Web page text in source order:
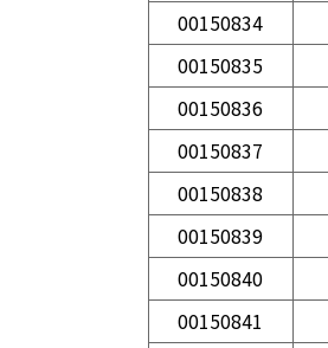
00150834
00150835
00150836
00150837
00150838
00150839
00150840
00150841